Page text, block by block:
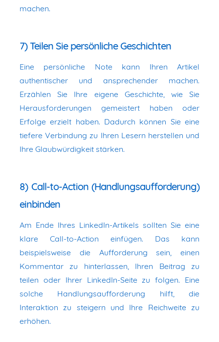
machen.
7) Teilen Sie persönliche Geschichten
Eine persönliche Note kann Ihren Artikel
authentischer und ansprechender machen.
Erzählen Sie Ihre eigene Geschichte, wie Sie
Herausforderungen gemeistert haben oder
Erfolge erzielt haben. Dadurch können Sie eine
tiefere Verbindung zu Ihren Lesern herstellen und
Ihre Glaubwürdigkeit stärken.
8) Call-to-Action (Handlungsaufforderung)
einbinden
Am Ende Ihres LinkedIn-Artikels sollten Sie eine
klare Call-to-Action einfügen. Das kann
beispielsweise die Aufforderung sein, einen
Kommentar zu hinterlassen, Ihren Beitrag zu
teilen oder Ihrer LinkedIn-Seite zu folgen. Eine
solche Handlungsaufforderung hilft, die
Interaktion zu steigern und Ihre Reichweite zu
erhöhen.